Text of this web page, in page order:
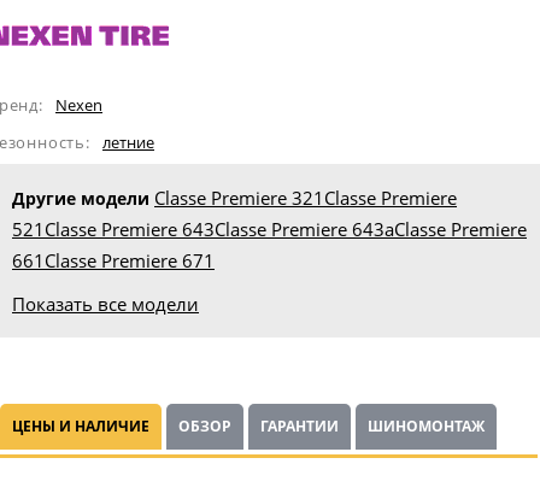
Nexen
летние
Другие модели Classe Premiere 321 Classe Premiere
521 Classe Premiere 643Classe Premiere 643aClasse Premiere
661 Classe Premiere 671
Показать все модели
ЦЕНЫ И НАЛИЧИЕ ОБЗОР ГАРАНТИИ ШИНОМОНТАЖ